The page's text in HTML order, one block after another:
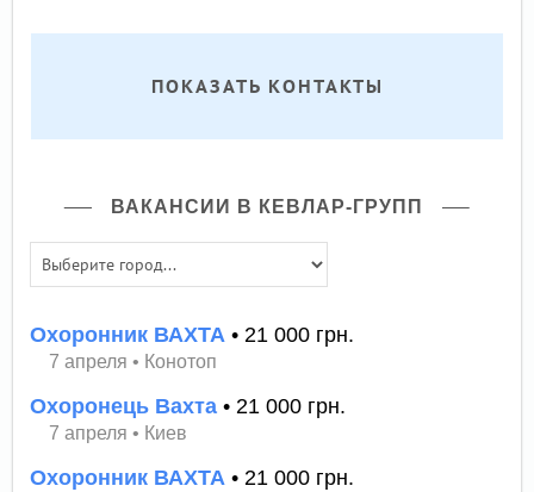
ПОКАЗАТЬ КОНТАКТЫ
ВАКАНСИИ В КЕВЛАР-ГРУПП
Охоронник ВАХТА • 21 000 грн.
7 апреля • Конотоп
Охоронець Вахта • 21 000 грн.
7 апреля • Киев
Охоронник ВАХТА • 21 000 грн.